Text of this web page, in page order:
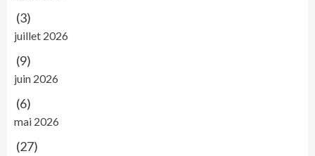
(3)
juillet 2026
(9)
juin 2026
(6)
mai 2026
(27)